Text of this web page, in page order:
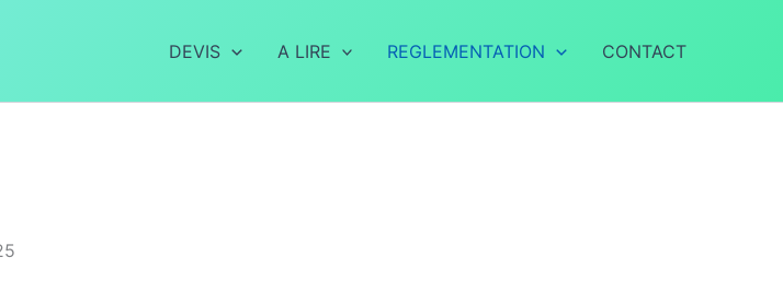
DEVIS A LIRE REGLEMENTATION CONTACT